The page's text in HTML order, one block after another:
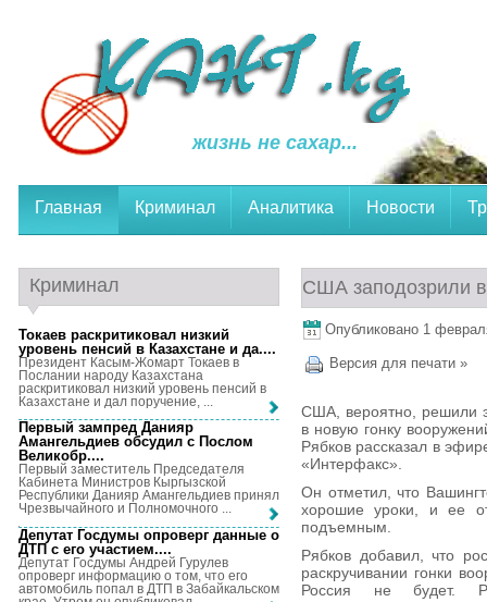
жизнь не сахар...
Главная Криминал Аналитика Новости
США заподозрили
Опубликовано 1
Версия для печати »
США, вероятно, решили
в новую гонку
Рябков рассказал в
«Интерфакс».
Он отметил, что
хорошие уроки, и ее
подъемным.
Рябков добавил, что
раскручивании гонки
Россия не будет.
Криминал
Токаев раскритиковал низкий
уровень пенсий в Казахстане и да....
Президент Касым-Жомарт Токаев в
Послании народу Казахстана
раскритиковал низкий уровень пенсий в
Казахстане и дал поручение, ...
Первый зампред Данияр
Амангельдиев обсудил с Послом
Великобр....
Первый заместитель Председателя
Кабинета Министров Кыргызской
Республики Данияр Амангельдиев принял
Чрезвычайного и Полномочного ...
Депутат Госдумы опроверг данные о
ДТП с его участием....
Депутат Госдумы Андрей Гурулев
опроверг информацию о том, что его
автомобиль попал в ДТП в Забайкальском